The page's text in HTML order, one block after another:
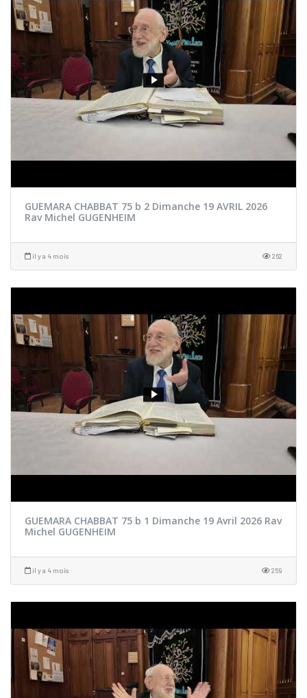
GUEMARA CHABBAT 75 b 2 Dimanche 19 AVRIL 2026
Rav Michel GUGENHEIM
il y a 4 mois 262
GUEMARA CHABBAT 75 b 1 Dimanche 19 Avril 2026 Rav
Michel GUGENHEIM
il y a 4 mois 259